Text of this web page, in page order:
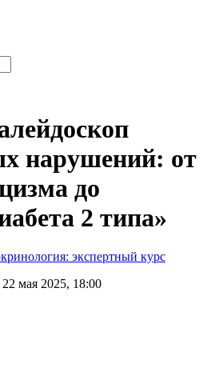
нарушений: от
до
2 типа»
экспертный курс
мая 2025, 18:00